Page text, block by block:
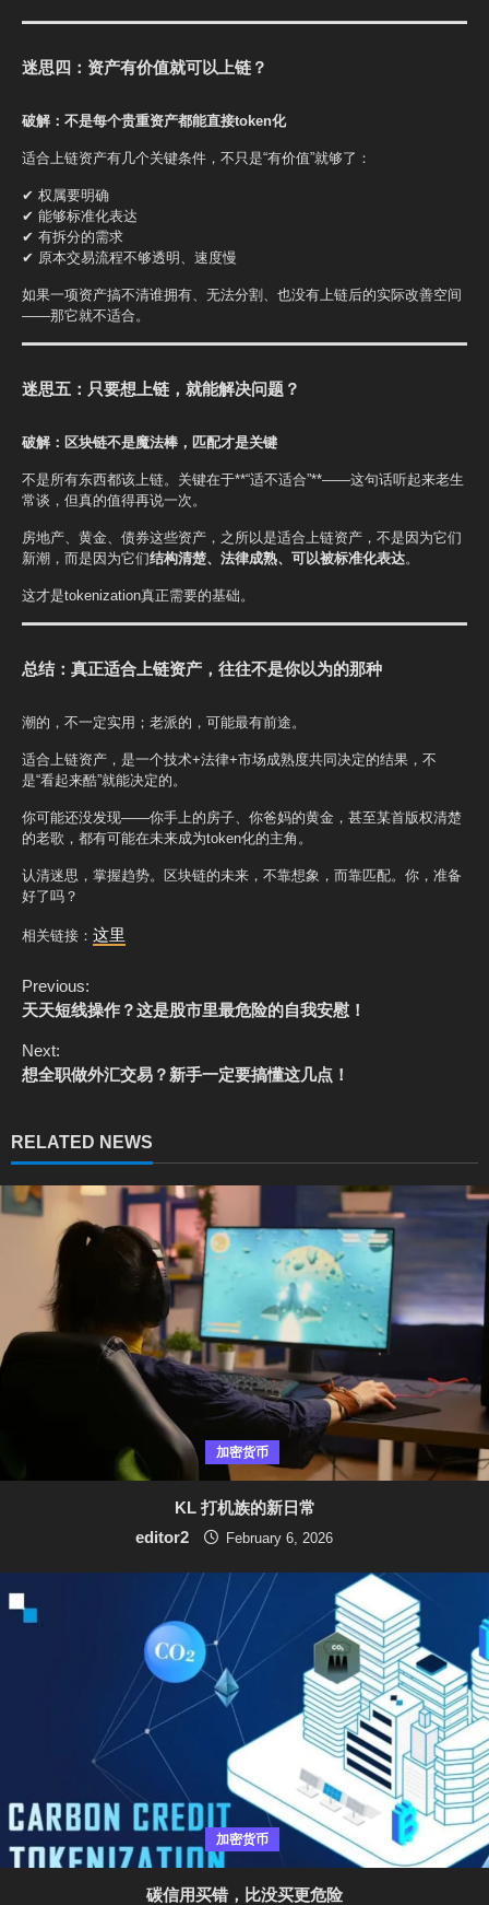
迷思四：资产有价值就可以上链？
破解：不是每个贵重资产都能直接token化
适合上链资产有几个关键条件，不只是“有价值”就够了：
✔ 权属要明确
✔ 能够标准化表达
✔ 有拆分的需求
✔ 原本交易流程不够透明、速度慢
如果一项资产搞不清谁拥有、无法分割、也没有上链后的实际改善空间
——那它就不适合。
迷思五：只要想上链，就能解决问题？
破解：区块链不是魔法棒，匹配才是关键
不是所有东西都该上链。关键在于**“适不适合”**——这句话听起来老生
常谈，但真的值得再说一次。
房地产、黄金、债券这些资产，之所以是适合上链资产，不是因为它们
新潮，而是因为它们结构清楚、法律成熟、可以被标准化表达。
这才是tokenization真正需要的基础。
总结：真正适合上链资产，往往不是你以为的那种
潮的，不一定实用；老派的，可能最有前途。
适合上链资产，是一个技术+法律+市场成熟度共同决定的结果，不
是“看起来酷”就能决定的。
你可能还没发现——你手上的房子、你爸妈的黄金，甚至某首版权清楚
的老歌，都有可能在未来成为token化的主角。
认清迷思，掌握趋势。区块链的未来，不靠想象，而靠匹配。你，准备
好了吗？
相关链接： 这里
C
o
t
i
n
R
e
a
d
Previous:
天天短线操作？这是股市里最危险的自我安慰！
Next:
想全职做外汇交易？新手一定要搞懂这几点！
RELATED NEWS
加密货币
KL 打机族的新日常
editor2
February 6, 2026
加密货币
碳信用买错，比没买更危险